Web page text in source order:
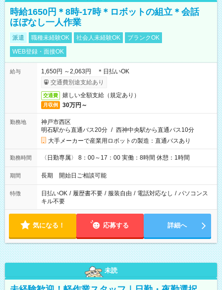
時給1650円＊8時-17時＊ロボットの組立＊会話
ほぼなし一人作業
派遣 職種未経験OK 社会人未経験OK
ブランクOK
WEB登録・面接OK
給与
1,650円 ～2,063円 ＊日払いOK
交通費別途支給あり
交通費 嬉しい全額支給（規定あり）
月収例 30万円～
勤務地
神戸市西区
明石駅から直通バス20分 / 西神中央駅から直通バス10分
大手メーカーで産業用ロボットの製造：直通バスあり
勤務時間 〈日勤専属〉 8：00～17：00 実働：8時間 休憩：1時間
期間 長期 開始日ご相談可能
特徴 日払いOK / 履歴書不要 / 服装自由 / 電話対応なし / パソコンス
キル不要
気になる！ 応募する 詳細へ
未読